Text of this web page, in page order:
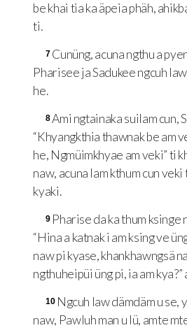
be khai tia ka äpeia phäh,
ti.
7 Cunüng, acuna ngthu a
Pharisee ja Sadukee ngcuh
he.
8Ami ngtainaka suilam cun,
“Khyangkthia thawnak be am
he, Ngmüimkhyae am veki” ti
naw, acuna lam kthum cun
kyaki.
9 Pharise da ka thum ksinge
“Hina a katnak i am ksing ve
naw pi kyase, khankhawngsä
ngthuheipüi üng pi, ia am kya?”
10 Ngcuh law dämdäm u se,
naw, Pawluh man u lü, amte